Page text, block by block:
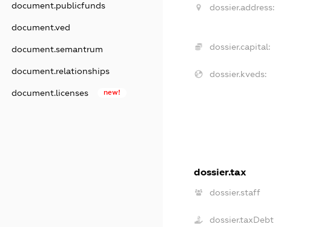
document.publicfunds
document.ved
document.semantrum
document.relationships
document.licenses new!
dossier.address:
dossier.capital:
dossier.kveds:
dossier.tax
dossier.staff
dossier.taxDebt